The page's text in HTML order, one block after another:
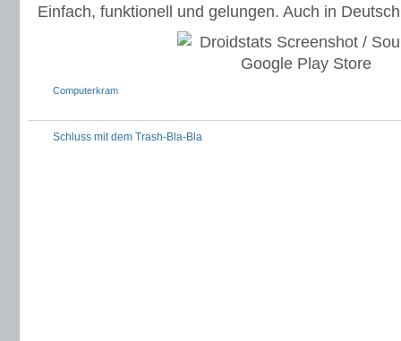
Einfach, funktionell und gelungen. Auch in
Computerkram
Schluss mit dem Trash-Bla-Bla